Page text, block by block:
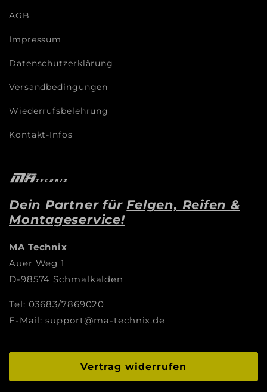
AGB
Impressum
Datenschutzerklärung
Versandbedingungen
Wiederrufsbelehrung
Kontakt-Infos
Dein Partner fürFelgen, Reifen &
Montageservice!
MA Technix
Auer Weg 1
D-98574 Schmalkalden
Tel: 03683/7869020
E-Mail: support@ma-technix.de
Vertrag widerrufen